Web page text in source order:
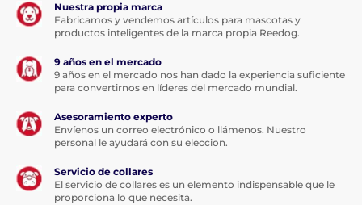
Nuestra propia marca
Fabricamos y vendemos artículos para mascotas y
productos inteligentes de la marca propia Reedog.
9 años en el mercado
9 años en el mercado nos han dado la experiencia suficiente
para convertirnos en líderes del mercado mundial.
Asesoramiento experto
Envíenos un correo electrónico o llámenos. Nuestro
personal le ayudará con su eleccion.
Servicio de collares
El servicio de collares es un elemento indispensable que le
proporciona lo que necesita.